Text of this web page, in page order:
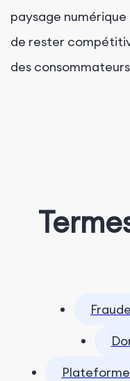
paysage
de rester
des